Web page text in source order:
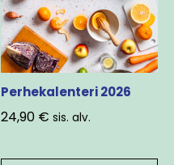
Perhekalenteri 2026
24,90 € sis. alv.